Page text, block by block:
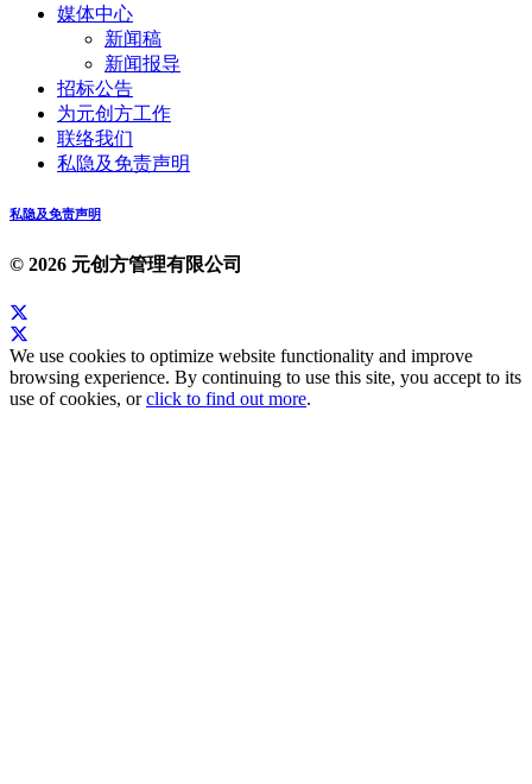
媒体中心
新闻稿
新闻报导
招标公告
为元创方工作
联络我们
私隐及免责声明
私隐及免责声明
© 2026 元创方管理有限公司
We use cookies to optimize website functionality and improve
browsing experience. By continuing to use this site, you accept to its
use of cookies, orclick to find out more.